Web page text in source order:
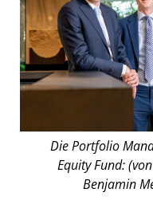
Die Portfolio
Equity Fund:
Benjamin